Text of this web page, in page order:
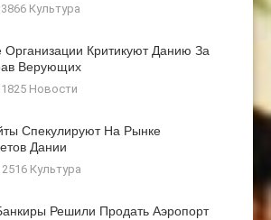
Культура
Критикуют Данию За
Верующих
Новости
Спекулируют На Рынке
Дании
Культура
Решили Продать Аэропорт